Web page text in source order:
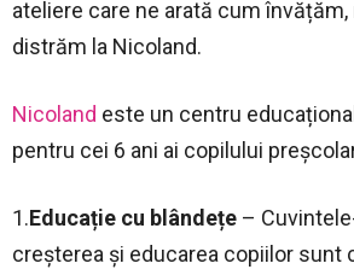
ateliere care ne arată cum
distrăm la Nicoland.
Nicoland este un centru
pentru cei 6 ani ai copilului
1.Educație cu blândețe –
creșterea și educarea copiilor sunt